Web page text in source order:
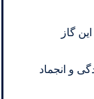
گاز
و انجماد